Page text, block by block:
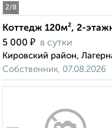
2/8
Коттедж 120м², 2-
5 000 ₽ в сутки
Кировский район,
Собственник, 07.08.2026